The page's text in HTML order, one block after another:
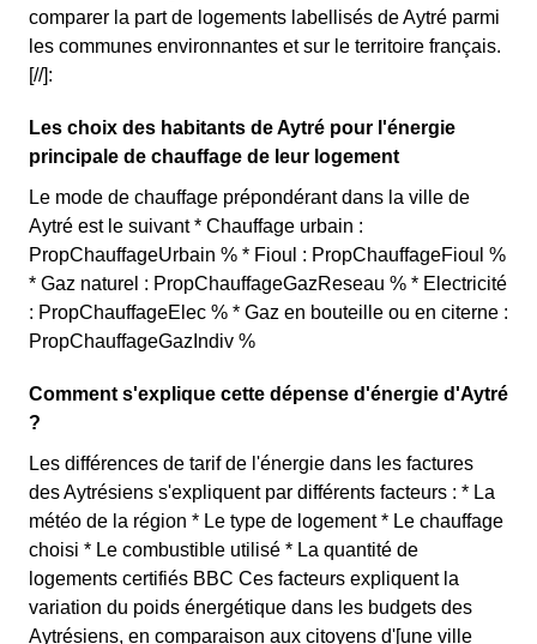
comparer la part de logements labellisés de Aytré parmi
les communes environnantes et sur le territoire français.
[//]:
Les choix des habitants de Aytré pour l'énergie
principale de chauffage de leur logement
Le mode de chauffage prépondérant dans la ville de
Aytré est le suivant * Chauffage urbain :
PropChauffageUrbain % * Fioul : PropChauffageFioul %
* Gaz naturel : PropChauffageGazReseau % * Electricité
: PropChauffageElec % * Gaz en bouteille ou en citerne :
PropChauffageGazIndiv %
Comment s'explique cette dépense d'énergie d'Aytré
?
Les différences de tarif de l'énergie dans les factures
des Aytrésiens s'expliquent par différents facteurs : * La
météo de la région * Le type de logement * Le chauffage
choisi * Le combustible utilisé * La quantité de
logements certifiés BBC Ces facteurs expliquent la
variation du poids énergétique dans les budgets des
Aytrésiens, en comparaison aux citoyens d'[une ville